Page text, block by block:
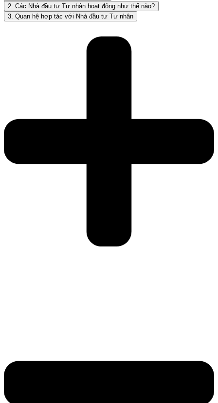
2. Các Nhà đầu tư Tư nhân hoạt động như thế nào?
3. Quan hệ hợp tác với Nhà đầu tư Tư nhân